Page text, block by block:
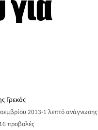
Γρεκός
2013•1 λεπτό ανάγνωσης
προβολές